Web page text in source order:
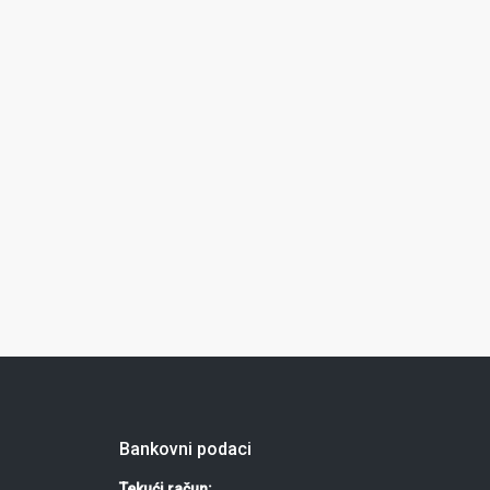
Bankovni podaci